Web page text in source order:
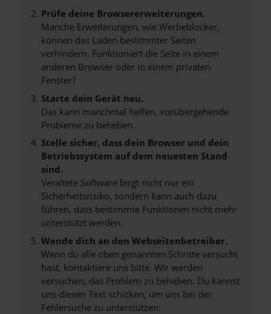
Prüfe deine Browsererweiterungen.
Manche Erweiterungen, wie Werbeblocker,
können das Laden bestimmter Seiten
verhindern. Funktioniert die Seite in einem
anderen Browser oder in einem privaten
Fenster?
Starte dein Gerät neu.
Das kann manchmal helfen, vorübergehende
Probleme zu beheben.
Stelle sicher, dass dein Browser und dein
Betriebssystem auf dem neuesten Stand
sind.
Veraltete Software birgt nicht nur ein
Sicherheitsrisiko, sondern kann auch dazu
führen, dass bestimmte Funktionen nicht mehr
unterstützt werden.
Wende dich an den Webseitenbetreiber.
Wenn du alle oben genannten Schritte versucht
hast, kontaktiere uns bitte. Wir werden
versuchen, das Problem zu beheben. Du kannst
uns diesen Text schicken, um uns bei der
Fehlersuche zu unterstützen: